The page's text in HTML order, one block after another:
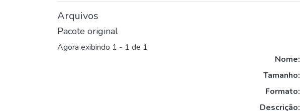
Arquivos
Pacote original
Agora exibindo 1 - 1 de 1
Nome:
Tamanho:
Formato:
Descrição: